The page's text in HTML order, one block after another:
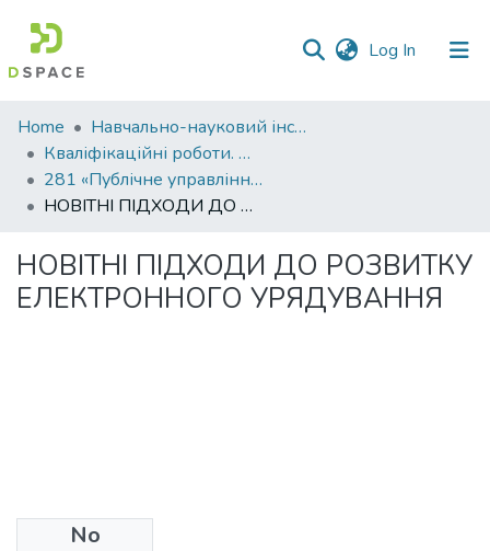
Log In (current)
Communities
&
Collections
Statistics
Home
Навчально-науковий інститут економіки, управління, права та інформаційних технологій
Кваліфікаційні роботи. ННІ економіки, управління, права та ІТ
281 «Публічне управління та адміністрування»
НОВІТНІ ПІДХОДИ ДО РОЗВИТКУ ЕЛЕКТРОННОГО УРЯДУВАННЯ
НОВІТНІ ПІДХОДИ ДО РОЗВИТКУ
ЕЛЕКТРОННОГО УРЯДУВАННЯ
No